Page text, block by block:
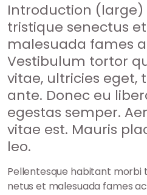
Introduction
tristique senectus
malesuada fames
Vestibulum tortor
vitae, ultricies eget,
ante. Donec eu
egestas semper.
vitae est. Mauris
leo.
Pellentesque habitant morbi
netus et malesuada fames